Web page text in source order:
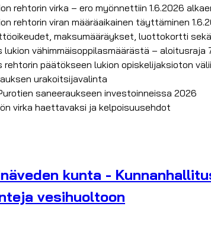
rehtorin virka – ero myönnettiin 1.6.2026
rehtorin viran määräaikainen täyttäminen
maksumääräykset, luottokortti
lukion vähimmäisoppilasmäärästä – aloitusraja
rehtorin päätökseen lukion opiskelijaksioton
urakoitsijavalinta
saneeraukseen investoinneissa 2026
virka haettavaksi ja kelpoisuusehdot
kunta -
vesihuoltoon